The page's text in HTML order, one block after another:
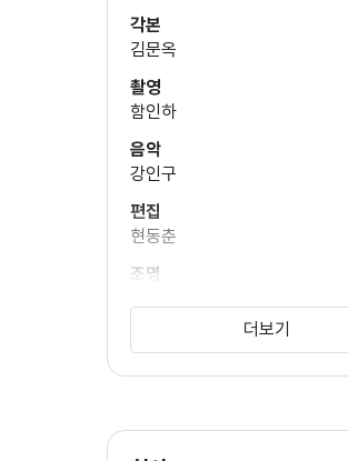
각본
김문옥
촬영
함인하
음악
강인구
편집
현동춘
조명
박준하
더보기